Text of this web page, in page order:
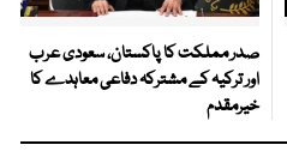
صدر مملکت کا پاکستان، سعودی عرب
اور ترکیہ کے مشترکہ دفاعی معاہدے کا
خیرمقدم